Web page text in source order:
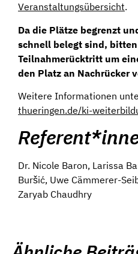
Veranstaltungsübersicht.
Da die Plätze begrenzt
schnell belegt sind,
Teilnahmerücktritt um
den Platz an Nachrücker
Weitere Informationen
thueringen.de/ki-
Dr. Nicole Baron, Larissa
Buršić, Uwe Cämmerer-
Zaryab Chaudhry